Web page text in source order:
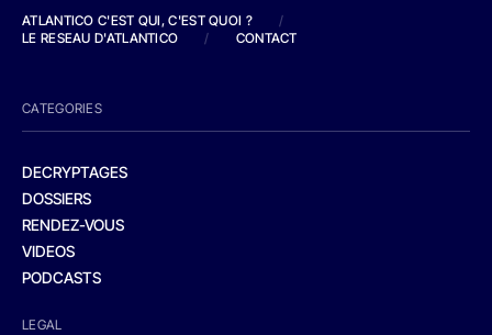
ATLANTICO C'EST QUI, C'EST QUOI ?
/
LE RESEAU D'ATLANTICO
/ CONTACT
CATEGORIES
DECRYPTAGES
DOSSIERS
RENDEZ-VOUS
VIDEOS
PODCASTS
LEGAL